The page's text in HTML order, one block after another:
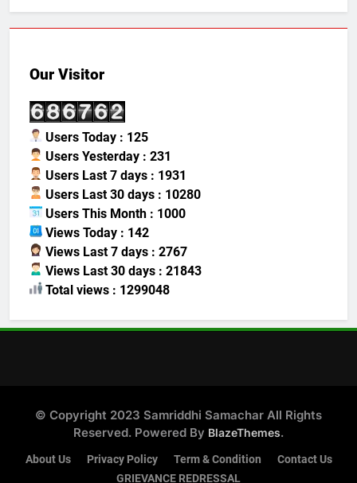
Our Visitor
Users Today : 125
Users Yesterday : 231
Users Last 7 days : 1931
Users Last 30 days : 10280
Users This Month : 1000
Views Today : 142
Views Last 7 days : 2767
Views Last 30 days : 21843
Total views : 1299048
© Copyright 2023 Samriddhi Samachar All Rights
Reserved. Powered By BlazeThemes.
About Us Privacy Policy Term & Condition
Contact Us
GRIEVANCE REDRESSAL